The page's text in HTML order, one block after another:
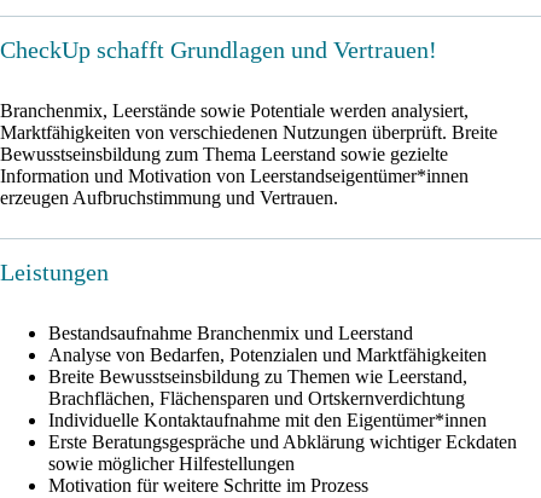
CheckUp schafft Grundlagen und Vertrauen!
Branchenmix, Leerstände sowie Potentiale werden analysiert,
Marktfähigkeiten von verschiedenen Nutzungen überprüft. Breite
Bewusstseinsbildung zum Thema Leerstand sowie gezielte
Information und Motivation von Leerstandseigentümer*innen
erzeugen Aufbruchstimmung und Vertrauen.
Leistungen
Bestandsaufnahme Branchenmix und Leerstand
Analyse von Bedarfen, Potenzialen und Marktfähigkeiten
Breite Bewusstseinsbildung zu Themen wie Leerstand,
Brachflächen, Flächensparen und Ortskernverdichtung
Individuelle Kontaktaufnahme mit den Eigentümer*innen
Erste Beratungsgespräche und Abklärung wichtiger Eckdaten
sowie möglicher Hilfestellungen
Motivation für weitere Schritte im Prozess